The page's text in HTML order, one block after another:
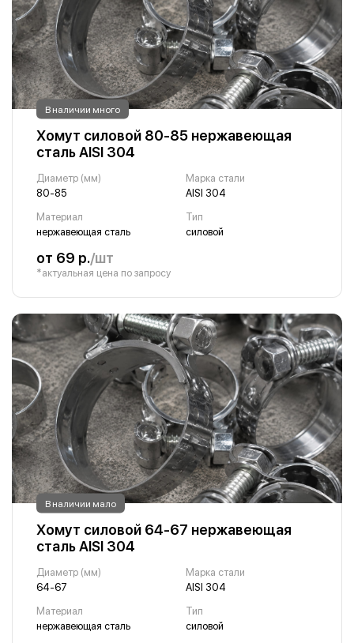
В наличии много
Хомут силовой 80-85 нержавеющая
сталь AISI 304
Диаметр (мм)
80-85
Марка стали
AISI 304
Материал
нержавеющая сталь
Тип
силовой
от 69 р./шт
*актуальная цена по запросу
В наличии мало
Хомут силовой 64-67 нержавеющая
сталь AISI 304
Диаметр (мм)
64-67
Марка стали
AISI 304
Материал
нержавеющая сталь
Тип
силовой